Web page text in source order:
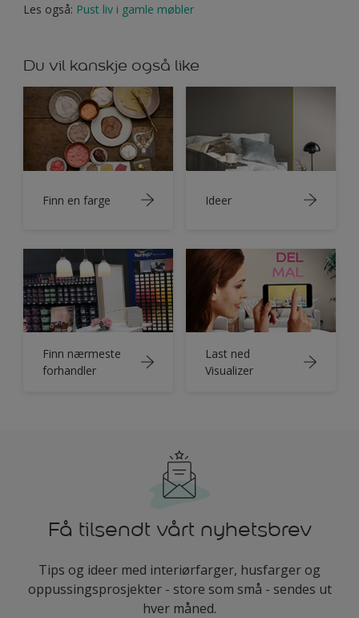
Les også: Pust liv i gamle møbler
Du vil kanskje også like
Finn en farge Ideer
Finn nærmeste
forhandler
Last ned
Visualizer
Få tilsendt vårt nyhetsbrev
Tips og ideer med interiørfarger, husfarger og
oppussingsprosjekter - store som små - sendes ut
hver måned.